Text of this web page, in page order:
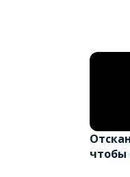
чтобы